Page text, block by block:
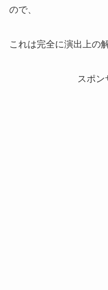
ので、
これは完全に演出上の
スポン